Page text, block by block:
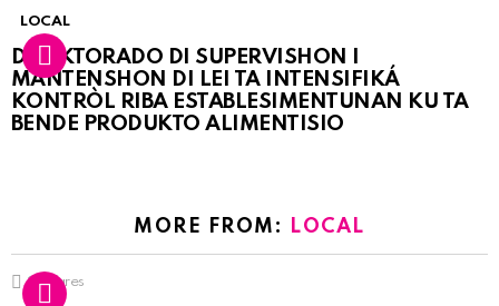
LOCAL
DIREKTORADO DI SUPERVISHON I
MANTENSHON DI LEI TA INTENSIFIKÁ
KONTRÒL RIBA ESTABLESIMENTUNAN KU TA
BENDE PRODUKTO ALIMENTISIO
MORE FROM: LOCAL
3 Shares